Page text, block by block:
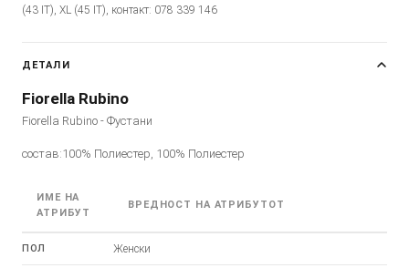
(43 IT), XL (45 IT), контакт: 078 339 146
ДЕТАЛИ
Fiorella Rubino
Fiorella Rubino - Фустани
состав:100% Полиестер, 100% Полиестер
ИМЕ НА
АТРИБУТ
ВРЕДНОСТ НА АТРИБУТОТ
ПОЛ Женски